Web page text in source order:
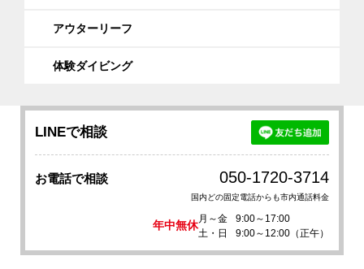
アウターリーフ
体験ダイビング
LINEで相談
お電話で相談 050-1720-3714
国内どの固定電話からも市内通話料金
年中無休
月～金
9:00～17:00
土・日
9:00～12:00（正午）